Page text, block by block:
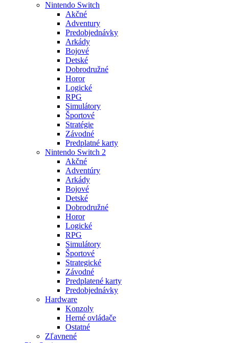
Nintendo Switch
Akčné
Adventury
Predobjednávky
Arkády
Bojové
Detské
Dobrodružné
Horor
Logické
RPG
Simulátory
Športové
Stratégie
Závodné
Predplatné karty
Nintendo Switch 2
Akčné
Adventúry
Arkády
Bojové
Detské
Dobrodružné
Horor
Logické
RPG
Simulátory
Športové
Strategické
Závodné
Predplatené karty
Predobjednávky
Hardware
Konzoly
Herné ovládače
Ostatné
Zľavnené